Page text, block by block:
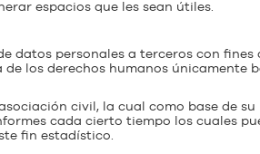
espacios que les sean útiles.
datos personales a terceros con fines
los derechos humanos únicamente
civil, la cual como base de su
cada cierto tiempo los cuales
fin estadístico.